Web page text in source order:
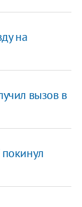
на
вызов в